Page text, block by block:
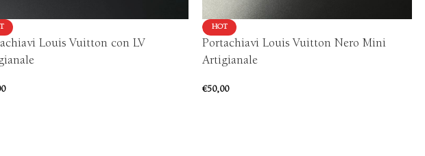
Louis Vuitton con LV
HOT
Portachiavi Louis Vuitton Nero Mini
Artigianale
€50,00